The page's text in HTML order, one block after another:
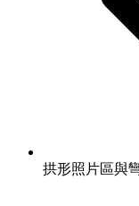
拱形照片區與